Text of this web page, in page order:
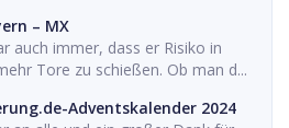
– MX
auch immer, dass er Risiko in
Tore zu schießen. Ob man d...
Adventskalender 2024